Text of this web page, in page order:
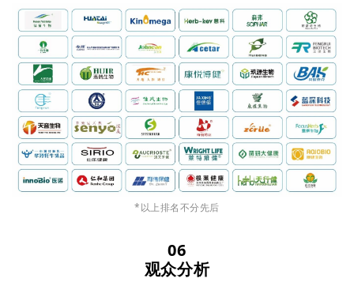
*以上排名不分先后
06
观众分析